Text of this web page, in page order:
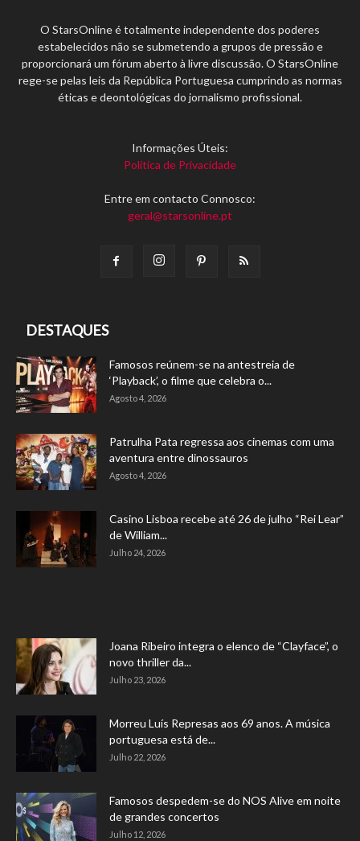
O StarsOnline é totalmente independente dos poderes
estabelecidos não se submetendo a grupos de pressão e
proporcionará um fórum aberto à livre discussão. O StarsOnline
rege-se pelas leis da República Portuguesa cumprindo as normas
éticas e deontológicas do jornalismo profissional.
Informações Úteis:
Política de Privacidade
Entre em contacto Connosco:
geral@starsonline.pt
DESTAQUES
Famosos reúnem-se na antestreia de
‘Playback’, o filme que celebra o...
Agosto 4, 2026
Patrulha Pata regressa aos cinemas com uma
aventura entre dinossauros
Agosto 4, 2026
Casino Lisboa recebe até 26 de julho “Rei Lear”
de William...
Julho 24, 2026
Joana Ribeiro integra o elenco de “Clayface”, o
novo thriller da...
Julho 23, 2026
Morreu Luís Represas aos 69 anos. A música
portuguesa está de...
Julho 22, 2026
Famosos despedem-se do NOS Alive em noite
de grandes concertos
Julho 12, 2026